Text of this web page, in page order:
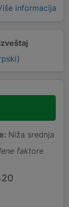
informacija
Niža srednja
faktore